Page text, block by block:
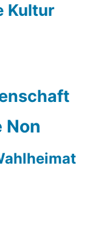
Kultur
Non